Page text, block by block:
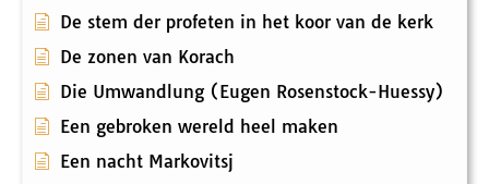
De stem der profeten in het koor van de kerk
De zonen van Korach
Die Umwandlung (Eugen Rosenstock-Huessy)
Een gebroken wereld heel maken
Een nacht Markovitsj